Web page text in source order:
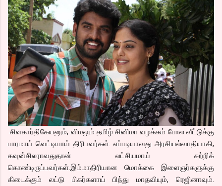
சிவகார்திகேயனும், விமலும் தமிழ் சினிமா வழக்கம் போல வீட்டுக்கு
பாரமாய் வெட்டியாய் திரிபவர்கள். எப்படியாவது அரசியல்வாதியாகி,
கவுன்சிலராவதுதான் லட்சியமாய் சுற்றிக்
கொண்டிருப்பவர்கள்.இம்மாதிரியான மொக்கை இளைஞர்களுக்கு
கிடைக்கும் லட்டு பிகர்களாய் பிந்து மாதவியும், ரெஜினாவும்.